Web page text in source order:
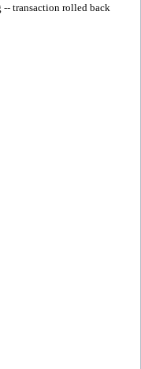
transaction rolled back